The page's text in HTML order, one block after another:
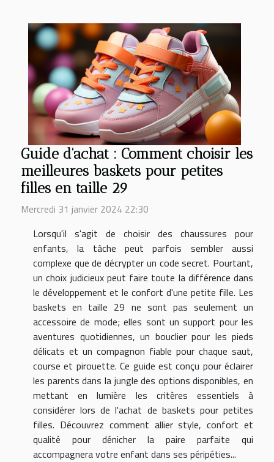
Guide d'achat : Comment choisir les
meilleures baskets pour petites
filles en taille 29
Mercredi 31 janvier 2024 22:30
Lorsqu'il s'agit de choisir des chaussures pour
enfants, la tâche peut parfois sembler aussi
complexe que de décrypter un code secret. Pourtant,
un choix judicieux peut faire toute la différence dans
le développement et le confort d'une petite fille. Les
baskets en taille 29 ne sont pas seulement un
accessoire de mode; elles sont un support pour les
aventures quotidiennes, un bouclier pour les pieds
délicats et un compagnon fiable pour chaque saut,
course et pirouette. Ce guide est conçu pour éclairer
les parents dans la jungle des options disponibles, en
mettant en lumière les critères essentiels à
considérer lors de l'achat de baskets pour petites
filles. Découvrez comment allier style, confort et
qualité pour dénicher la paire parfaite qui
accompagnera votre enfant dans ses péripéties...